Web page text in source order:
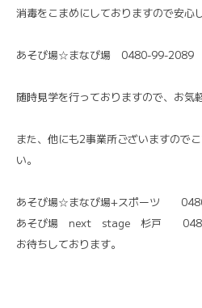
消毒をこまめにしておりますので安心
あそび場☆まなび場 0480-99-2089
随時見学を行っておりますので、お気
また、他にも2事業所ございますので
い。
あそび場☆まなび場+スポーツ
あそび場 next stage 杉戸
お待ちしております。